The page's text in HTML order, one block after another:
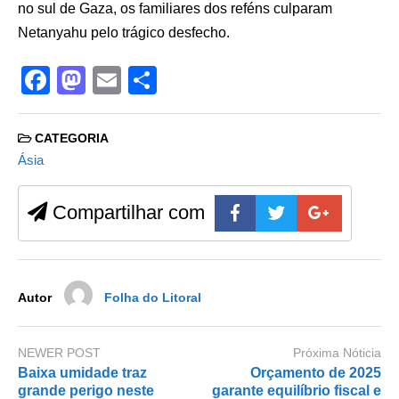
no sul de Gaza, os familiares dos reféns culparam
Netanyahu pelo trágico desfecho.
F
a
c
b
o
o
M
a
st
d
o
n
E
m h
CATEGORIA
Ásia
Compartilhar com
Autor Folha do Litoral
NEWER POST
Baixa umidade traz
grande perigo neste
Próxima Nóticia
Orçamento de 2025
garante equilíbrio fiscal e